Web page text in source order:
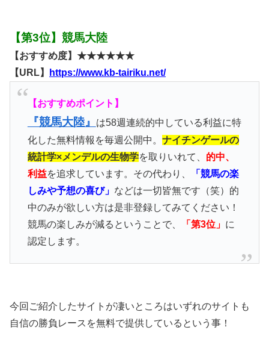
【第3位】競馬大陸
【おすすめ度】★★★★★★
【URL】
https://www.kb-tairiku.net/
【おすすめポイント】
『競馬大陸』
は58週連続的中している利益に特
化した無料情報を毎週公開中。 ナイチンゲールの
統計学×メンデルの生物学を取りいれて、 的中、
利益を追求しています。その代わり、
「競馬の楽
しみや予想の喜び」 などは一切皆無です（笑）的
中のみが欲しい方は是非登録してみてください！
競馬の楽しみが減るということで、
「第3位」 に
認定します。
今回ご紹介したサイトが凄いところはいずれのサイトも
自信の勝負レースを無料で提供しているという事！